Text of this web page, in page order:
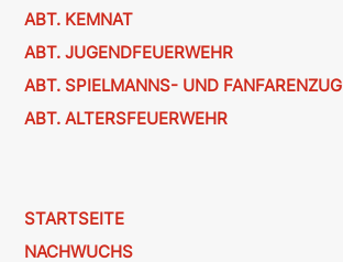
ABT. KEMNAT
ABT. JUGENDFEUERWEHR
ABT. SPIELMANNS- UND FANFARENZUG
ABT. ALTERSFEUERWEHR
STARTSEITE
NACHWUCHS